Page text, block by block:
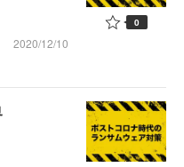
2020/12/10
0